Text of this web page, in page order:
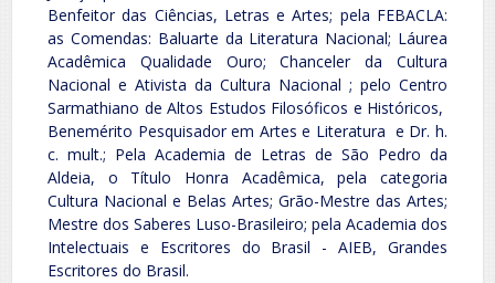
Benfeitor das Ciências, Letras e Artes; pela FEBACLA:
as Comendas: Baluarte da Literatura Nacional; Láurea
Acadêmica Qualidade Ouro; Chanceler da Cultura
Nacional e Ativista da Cultura Nacional ; pelo Centro
Sarmathiano de Altos Estudos Filosóficos e Históricos,
Benemérito Pesquisador em Artes e Literatura e Dr. h.
c. mult.; Pela Academia de Letras de São Pedro da
Aldeia, o Título Honra Acadêmica, pela categoria
Cultura Nacional e Belas Artes; Grão-Mestre das Artes;
Mestre dos Saberes Luso-Brasileiro; pela Academia dos
Intelectuais e Escritores do Brasil - AIEB, Grandes
Escritores do Brasil.